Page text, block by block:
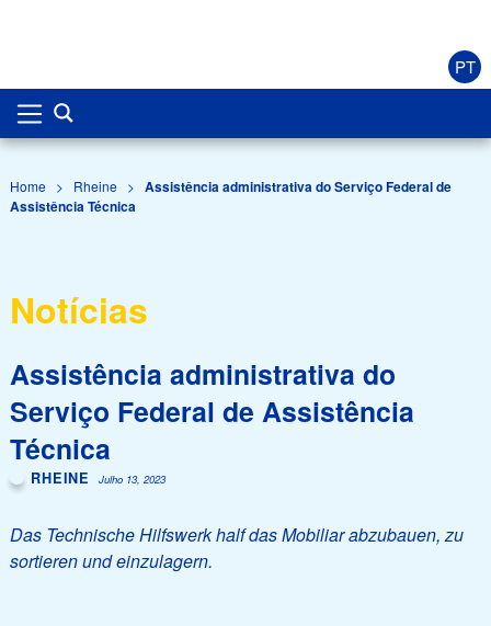
PT
Home > Rheine > Assistência administrativa do Serviço Federal de
Assistência Técnica
Notícias
Assistência administrativa do
Serviço Federal de Assistência
Técnica
RHEINE Julho 13, 2023
Das Technische Hilfswerk half das Mobiliar abzubauen, zu
sortieren und einzulagern.